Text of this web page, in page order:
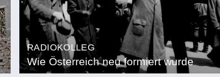
RADIOKOLLEG
Wie Österreich neu formiert wurde